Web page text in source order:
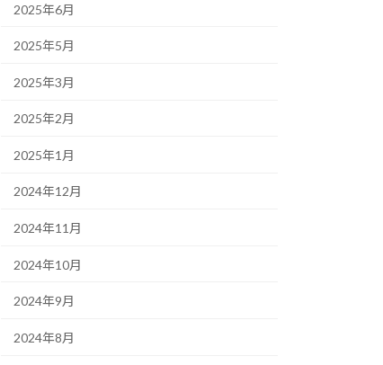
2025年6月
2025年5月
2025年3月
2025年2月
2025年1月
2024年12月
2024年11月
2024年10月
2024年9月
2024年8月